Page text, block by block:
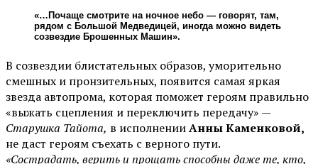
«…Почаще смотрите на ночное небо — говорят, там,
рядом с Большой Медведицей, иногда можно видеть
созвездие Брошенных Машин».
В созвездии блистательных образов, уморительно
смешных и пронзительных, появится самая яркая
звезда автопрома, которая поможет героям правильно
«выжать сцепления и переключить передачу» —
Старушка Тайота, в исполненииАнны Каменковой,
не даст героям съехать с верного пути.
«Сострадать, верить и прощать способны даже те, кто,